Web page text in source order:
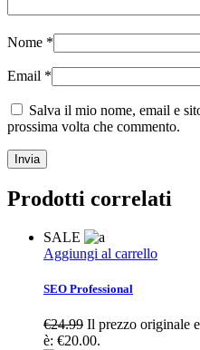
Nome *
Email *
Salva il mio nome, email e
prossima volta che commento.
Prodotti correlati
SALE
Aggiungi al carrello
SEO Professional
€24.99 Il prezzo originale
è: €20.00.